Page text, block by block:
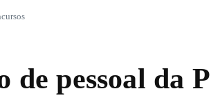
de pessoal da